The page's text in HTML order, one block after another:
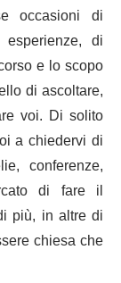
occasioni di
di
e lo scopo
di ascoltare,
voi. Di solito
a chiedervi di
conferenze,
di fare il
più, in altre di
chiesa che